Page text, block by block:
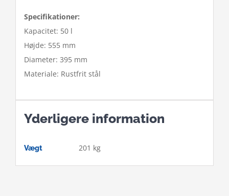
Specifikationer:
Kapacitet: 50 l
Højde: 555 mm
Diameter: 395 mm
Materiale: Rustfrit stål
Yderligere information
Vægt 201 kg